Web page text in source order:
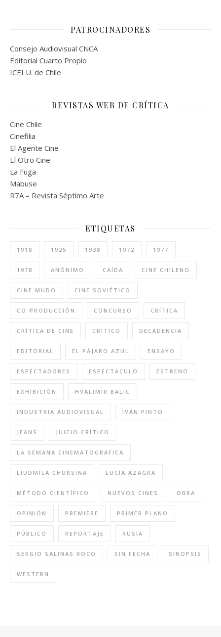
PATROCINADORES
Consejo Audiovisual CNCA
Editorial Cuarto Propio
ICEI U. de Chile
REVISTAS WEB DE CRÍTICA
Cine Chile
Cinefilia
El Agente Cine
El Otro Cine
La Fuga
Mabuse
R7A – Revista Séptimo Arte
ETIQUETAS
1918 1925 1938 1972 1977
1978 ANÓNIMO CAÍDA CINE CHILENO
CINE MUDO CINE SOVIÉTICO
CO-PRODUCCIÓN CONCURSO CRÍTICA
CRÍTICA DE CINE CRÍTICO DECADENCIA
EDITORIAL EL PÁJARO AZUL ENSAYO
ESPECTADORES ESPECTÁCULO ESTRENO
EXHIBICIÓN HVALIMIR BALIC
INDUSTRIA AUDIOVISUAL IVÁN PINTO
JEANS JUICIO CRÍTICO
LA SEMANA CINEMATOGRÁFICA
LIUDMILA CHURSINA LUCÍA AZAGRA
MÉTODO CIENTÍFICO NUEVOS CINES OBRA
OPINIÓN PREMIERE PRIMER PLANO
PÚBLICO REPORTAJE RUSIA
SERGIO SALINAS ROCO SIN FECHA SINOPSIS
WESTERN